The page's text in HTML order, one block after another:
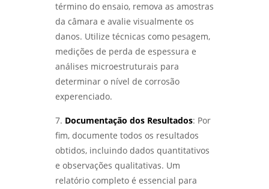
COMO IDENTIFICAR E SOLUCIONAR
PROBLEMAS EFICAZMENTE - LABMETAL
ENSAIO DE CORROSÃO: COMO GARANTIR A
DURABILIDADE DOS MATERIAIS EM
AMBIENTES DESAFIADORES - LABMETAL
COMO GARANTIR A QUALIDADE DOS
MATERIAIS NA INDÚSTRIA - LABMETAL
ENSAIOS MECÂNICOS DESTRUTIVOS: ENTENDA
SUA IMPORTÂNCIA E APLICAÇÕES NA
ENGENHARIA - LABMETAL
término do ensaio, remova as amostras
da câmara e avalie visualmente os
danos. Utilize técnicas como pesagem,
medições de perda de espessura e
análises microestruturais para
determinar o nível de corrosão
experenciado.
7. Documentação dos Resultados: Por
fim, documente todos os resultados
obtidos, incluindo dados quantitativos
e observações qualitativas. Um
relatório completo é essencial para